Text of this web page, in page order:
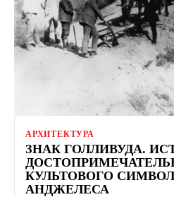
АРХИТЕКТУРА
ЗНАК ГОЛЛИВУДА.
КУЛЬТОВОГО
АНДЖЕЛЕСА